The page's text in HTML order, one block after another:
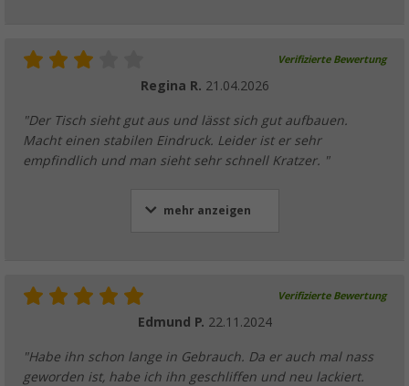
Verifizierte Bewertung
Regina R. 21.04.2026
"Der Tisch sieht gut aus und lässt sich gut aufbauen.
Macht einen stabilen Eindruck. Leider ist er sehr
empfindlich und man sieht sehr schnell Kratzer. "
mehr anzeigen
Verifizierte Bewertung
Edmund P. 22.11.2024
"Habe ihn schon lange in Gebrauch. Da er auch mal nass
geworden ist, habe ich ihn geschliffen und neu lackiert.